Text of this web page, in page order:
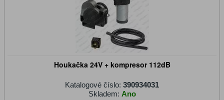
Houkačka 24V + kompresor 112dB
Katalogové číslo: 390934031
Skladem: Ano